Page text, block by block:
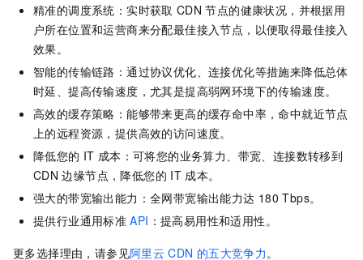
精准的调度系统：实时获取 CDN 节点的健康状况，并根据用
户所在位置和运营商来分配最佳接入节点，以便取得最佳接入
效果。
智能的传输链路：通过协议优化、连接优化等措施来降低总体
时延、提高传输速度，尤其是提高弱网环境下的传输速度。
高效的缓存策略：能够带来更高的缓存命中率，命中就近节点
上的远程资源，提供高效的访问速度。
降低您的 IT 成本：可将您的业务算力、带宽、连接数转移到
CDN 边缘节点，降低您的 IT 成本。
强大的带宽输出能力：全网带宽输出能力达 180 Tbps。
提供行业通用标准 API ：提高易用性和适用性。
更多选择理由，请参见阿里云 CDN 的五大竞争力 。